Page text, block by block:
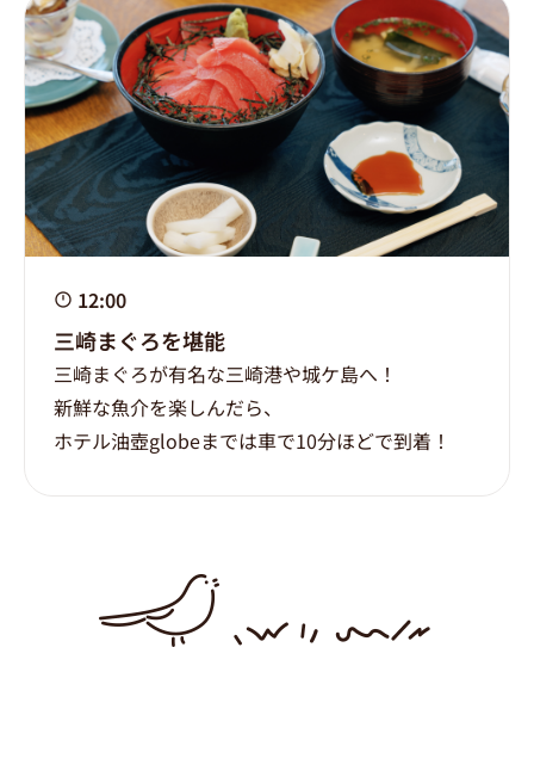
12:00
三崎まぐろを堪能
三崎まぐろが有名な三崎港や城ケ島へ！
新鮮な魚介を楽しんだら、
ホテル油壺globeまでは車で10分ほどで到着！